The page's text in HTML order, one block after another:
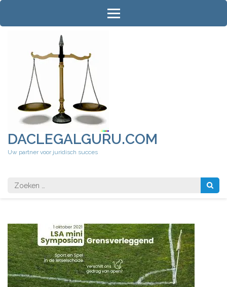
Ga
inhoud
DACLEGALGURU.COM
Uw partner voor juridisch succes
Zoeken
naar: